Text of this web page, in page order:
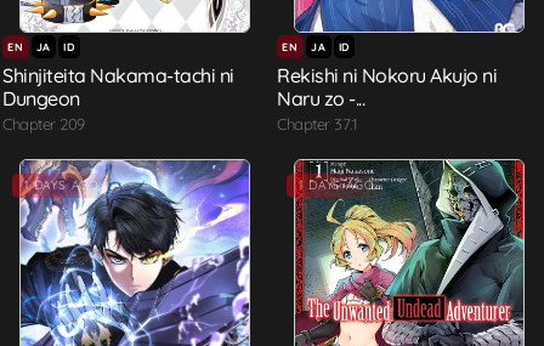
EN JA ID
Shinjiteita Nakama-tachi ni
Dungeon
Chapter 209
EN JA ID
Rekishi ni Nokoru Akujo ni
Naru zo -...
Chapter 37.1
1 DAYS AGO 1 DAYS AGO